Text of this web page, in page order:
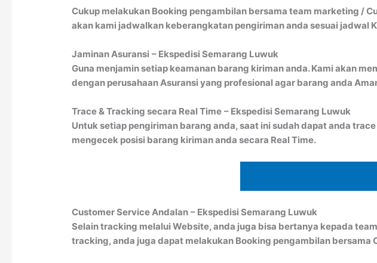
Cukup melakukan Booking pengambilan bersama team marketing /
akan kami jadwalkan keberangkatan pengiriman anda sesuai jadwal
Jaminan Asuransi – Ekspedisi Semarang Luwuk
Guna menjamin setiap keamanan barang kiriman anda. Kami akan
dengan perusahaan Asuransi yang profesional agar barang anda
Trace & Tracking secara Real Time – Ekspedisi Semarang Luwuk
Untuk setiap pengiriman barang anda, saat ini sudah dapat anda
mengecek posisi barang kiriman anda secara Real Time.
Customer Service Andalan – Ekspedisi Semarang Luwuk
Selain tracking melalui Website, anda juga bisa bertanya kepada
tracking, anda juga dapat melakukan Booking pengambilan bersama